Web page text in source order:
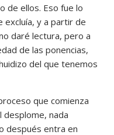
de ellos. Eso fue lo
excluía, y a partir de
daré lectura, pero a
de las ponencias,
del que tenemos
que comienza
desplome, nada
después entra en